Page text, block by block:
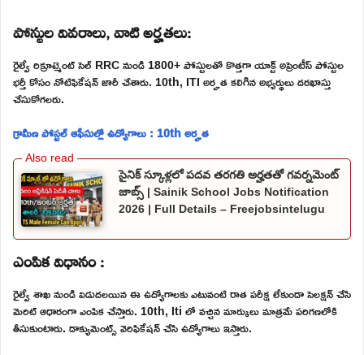
పోస్టుల వివరాలు, వాటి అర్హతలు:
రైల్వే రిక్రూట్మెంట్ సెల్ RRC నుండి 1800+ పోస్టులతో కొత్తగా యాక్ట్ అప్రెంటీస్ పోస్టుల
భర్తీ కోసం నోటిఫికేషన్ జారీ చేశారు. 10th, ITI అర్హత కలిగిన అభ్యర్థులు దరఖాస్తు
చేసుకోగలరు.
గ్రామీణ పోస్టల్ ఆఫీసుల్లో ఉద్యోగాలు : 10th అర్హత
సైనిక్ స్కూళ్లలో పదవ తరగతి అర్హతతో గవర్నమెంట్
జాబ్స్ | Sainik School Jobs Notification
2026 | Full Details – Freejobsintelugu
ఎంపిక విధానం :
రైల్వే శాఖ నుండి విడుదలయిన ఈ ఉద్యోగాలకు ఎటువంటి రాత పరీక్ష లేకుండా సెలక్షన్ చేసి
మెరిట్ ఆధారంగా ఎంపిక చేస్తారు. 10th, Iti లో వచ్చిన మార్కులు మాత్రమే పరిగణలోకి
తీసుకుంటారు. డాక్యుమెంట్స్ వెరిఫికేషన్ చేసి ఉద్యోగాలు ఇస్తారు.